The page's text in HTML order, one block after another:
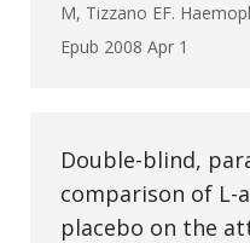
M, Tizzano EF.
Epub 2008 Apr 1
Double-blind,
comparison of L-
placebo on the